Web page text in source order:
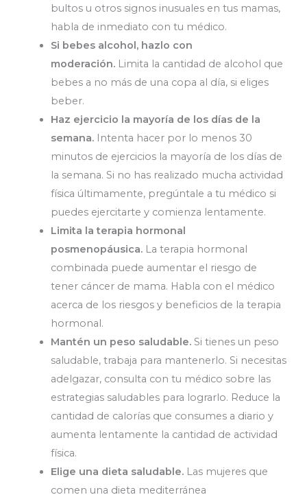
bultos u otros signos inusuales en tus mamas,
habla de inmediato con tu médico.
Si bebes alcohol, hazlo con
moderación.Limita la cantidad de alcohol que
bebes a no más de una copa al día, si eliges
beber.
Haz ejercicio la mayoría de los días de la
semana. Intenta hacer por lo menos 30
minutos de ejercicios la mayoría de los días de
la semana. Si no has realizado mucha actividad
física últimamente, pregúntale a tu médico si
puedes ejercitarte y comienza lentamente.
Limita la terapia hormonal
posmenopáusica. La terapia hormonal
combinada puede aumentar el riesgo de
tener cáncer de mama. Habla con el médico
acerca de los riesgos y beneficios de la terapia
hormonal.
Mantén un peso saludable. Si tienes un peso
saludable, trabaja para mantenerlo. Si necesitas
adelgazar, consulta con tu médico sobre las
estrategias saludables para lograrlo. Reduce la
cantidad de calorías que consumes a diario y
aumenta lentamente la cantidad de actividad
física.
Elige una dieta saludable.Las mujeres que
comen una dieta mediterránea